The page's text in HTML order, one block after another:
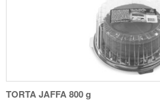
TORTA JAFFA 800 g